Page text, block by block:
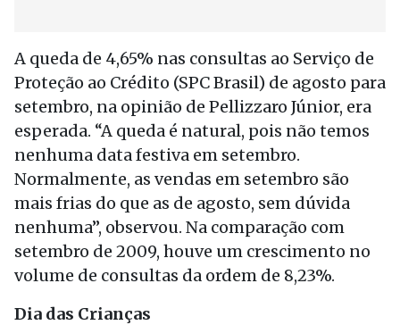
A queda de 4,65% nas consultas ao Serviço de
Proteção ao Crédito (SPC Brasil) de agosto para
setembro, na opinião de Pellizzaro Júnior, era
esperada. “A queda é natural, pois não temos
nenhuma data festiva em setembro.
Normalmente, as vendas em setembro são
mais frias do que as de agosto, sem dúvida
nenhuma”, observou. Na comparação com
setembro de 2009, houve um crescimento no
volume de consultas da ordem de 8,23%.
Dia das Crianças